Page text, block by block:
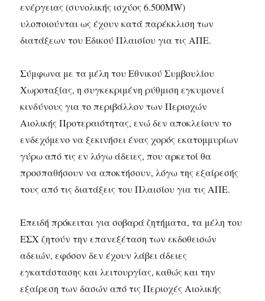
ενέργειας (συνολικής ισχύος 6.500MW)
υλοποιούνται ως έχουν κατά παρέκκλιση των
διατάξεων του Εδικού Πλαισίου για τις ΑΠΕ.
Σύμφωνα με τα μέλη του Εθνικού Συμβουλίου
Χωροταξίας, η συγκεκριμένη ρύθμιση εγκυμονεί
κινδύνους για το περιβάλλον των Περιοχών
Αιολικής Προτεραιότητας, ενώ δεν αποκλείουν το
ενδεχόμενο να ξεκινήσει ένας χορός εκατομμυρίων
γύρω από τις εν λόγω άδειες, που αρκετοί θα
προσπαθήσουν να αποκτήσουν, λόγω της εξαίρεσής
τους από τις διατάξεις του Πλαισίου για τις ΑΠΕ.
Επειδή πρόκειται για σοβαρά ζητήματα, τα μέλη του
ΕΣΧ ζητούν την επανεξέταση των εκδοθεισών
αδειών, εφόσον δεν έχουν λάβει άδειες
εγκατάστασης και λειτουργίας, καθώς και την
εξαίρεση των δασών από τις Περιοχές Αιολικής